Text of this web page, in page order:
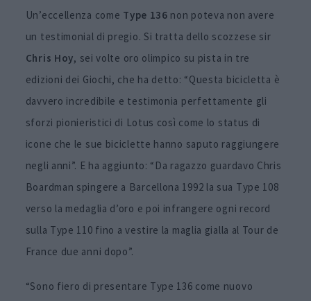
Un’eccellenza come Type 136 non poteva non avere
un testimonial di pregio. Si tratta dello scozzese sir
Chris Hoy, sei volte oro olimpico su pista in tre
edizioni dei Giochi, che ha detto: “Questa bicicletta è
davvero incredibile e testimonia perfettamente gli
sforzi pionieristici di Lotus così come lo status di
icone che le sue biciclette hanno saputo raggiungere
negli anni”. E ha aggiunto: “Da ragazzo guardavo Chris
Boardman spingere a Barcellona 1992 la sua Type 108
verso la medaglia d’oro e poi infrangere ogni record
sulla Type 110 fino a vestire la maglia gialla al Tour de
France due anni dopo”.
“Sono fiero di presentare Type 136 come nuovo